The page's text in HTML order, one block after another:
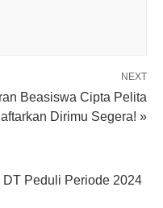
NEXT
Beasiswa Cipta Pelita
Dirimu Segera! »
Peduli Periode 2024